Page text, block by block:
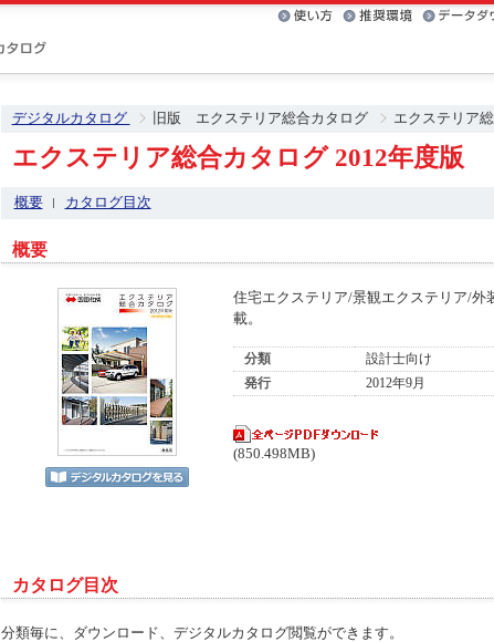
デジタルカタログ 旧版 エクステリア総合カタログ エクステリア
エクステリア総合カタログ 2012年度版
概要 カタログ目次
概要
住宅エクステリア/景観エクステリア/
載。
分類
設計士向け
発行
2012年9月
(850.498MB)
カタログ目次
分類毎に、ダウンロード、デジタルカタログ閲覧ができます。